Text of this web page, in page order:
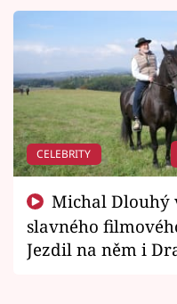
CELEBRITY
slavného
Jezdil na něm i